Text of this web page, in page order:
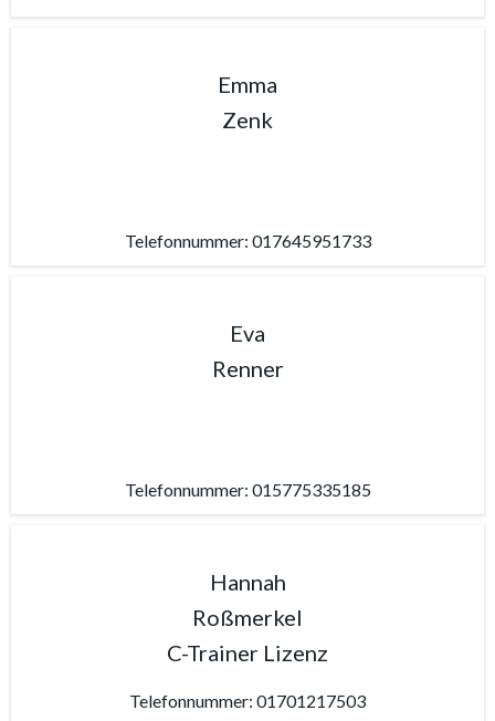
Emma
Zenk
Telefonnummer: 017645951733
Eva
Renner
Telefonnummer: 015775335185
Hannah
Roßmerkel
C-Trainer Lizenz
Telefonnummer: 01701217503